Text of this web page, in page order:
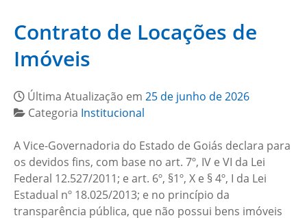
Contrato de Locações de
Imóveis
Última Atualização em 25 de junho de 2026
Categoria Institucional
A Vice-Governadoria do Estado de Goiás declara para
os devidos fins, com base no art. 7º, IV e VI da Lei
Federal 12.527/2011; e art. 6º, §1º, X e § 4º, I da Lei
Estadual nº 18.025/2013; e no princípio da
transparência pública, que não possui bens imóveis